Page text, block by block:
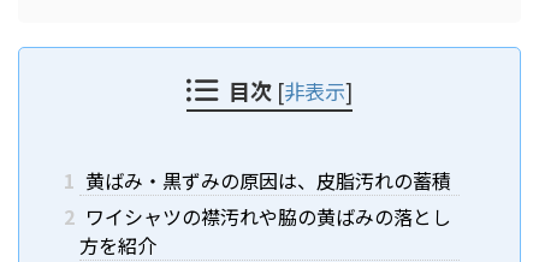
目次 [非表示]
1 黄ばみ・黒ずみの原因は、皮脂汚れの蓄積
2 ワイシャツの襟汚れや脇の黄ばみの落とし
方を紹介